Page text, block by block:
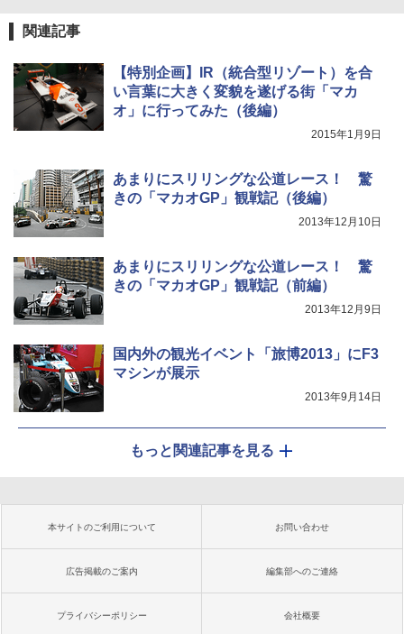
関連記事
【特別企画】IR（統合型リゾート）を合
い言葉に大きく変貌を遂げる街「マカ
オ」に行ってみた（後編）
2015年1月9日
あまりにスリリングな公道レース！ 驚
きの「マカオGP」観戦記（後編）
2013年12月10日
あまりにスリリングな公道レース！ 驚
きの「マカオGP」観戦記（前編）
2013年12月9日
国内外の観光イベント「旅博2013」にF3
マシンが展示
2013年9月14日
もっと関連記事を見る
本サイトのご利用について お問い合わせ
広告掲載のご案内 編集部へのご連絡
プライバシーポリシー 会社概要